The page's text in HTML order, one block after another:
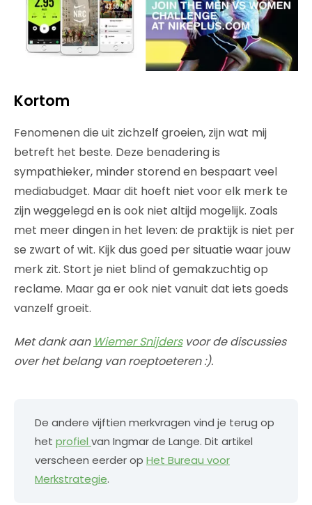
Kortom
Fenomenen die uit zichzelf groeien, zijn wat mij
betreft het beste. Deze benadering is
sympathieker, minder storend en bespaart veel
mediabudget. Maar dit hoeft niet voor elk merk te
zijn weggelegd en is ook niet altijd mogelijk. Zoals
met meer dingen in het leven: de praktijk is niet per
se zwart of wit. Kijk dus goed per situatie waar jouw
merk zit. Stort je niet blind of gemakzuchtig op
reclame. Maar ga er ook niet vanuit dat iets goeds
vanzelf groeit.
Met dank aan Wiemer Snijdersvoor de discussies
over het belang van roeptoeteren :).
De andere vijftien merkvragen vind je terug op
het profiel van Ingmar de Lange.​ Dit artikel
verscheen eerder op Het Bureau voor
Merkstrategie.